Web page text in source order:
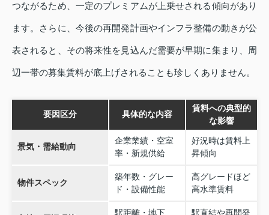
つながるため、一定のプレミアムが上乗せされる傾向があり
ます。さらに、今後の再開発計画やインフラ整備の動きが公
表されると、その将来性を見込んだ需要が早期に集まり、周
辺一帯の募集賃料が底上げされることも珍しくありません。
要因区分 具体的な内容
賃料への典型的
な影響
景気・需給動向
企業業績・空室
率・新規供給
好況時は賃料上
昇傾向
物件スペック
築年数・グレー
ド・設備性能
高グレードほど
高水準賃料
駅距離・地下
駅直結や再開発